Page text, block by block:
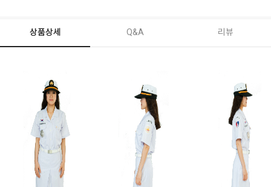
상품상세 Q&A 리뷰